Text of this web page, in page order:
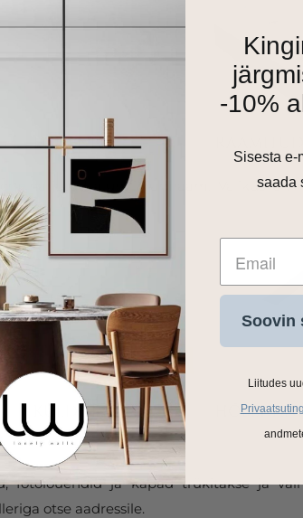
harjatud alumiiniumraam. Valikus on
fotolõuendid ja kapad trükitakse ja
otse aadressile.
-10%
Sisesta e-
saada
Soovin
Liitudes